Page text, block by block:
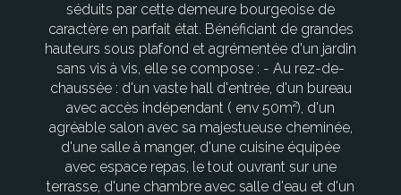
séduits par cette demeure bourgeoise de
caractère en parfait état. Bénéficiant de grandes
hauteurs sous plafond et agrémentée d'un jardin
sans vis à vis, elle se compose : - Au rez-de-
chaussée : d'un vaste hall d'entrée, d'un bureau
avec accès indépendant ( env 50m²), d'un
agréable salon avec sa majestueuse cheminée,
d'une salle à manger, d'une cuisine équipée
avec espace repas, le tout ouvrant sur une
terrasse, d'une chambre avec salle d'eau et d'un